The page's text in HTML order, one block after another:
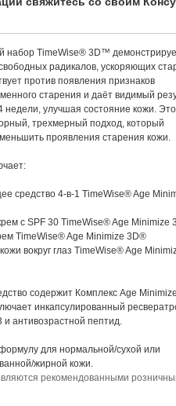
набор TimeWise® 3D™
радикалов, ускоряющих
против появления признаков
старения и даёт видимый
недели, улучшая состояние кожи. Это
трехмерный подход, который
проявления старения кожи.
средство 4-в-1 TimeWise® Age
с SPF 30 TimeWise® Age Minimize
TimeWise® Age Minimize 3D®
вокруг глаз TimeWise® Age
содержит Комплекс Age
инкапсулированный
и антивозрастной пептид.
для нормальной/сухой или
жирной кожи.
рекомендованными